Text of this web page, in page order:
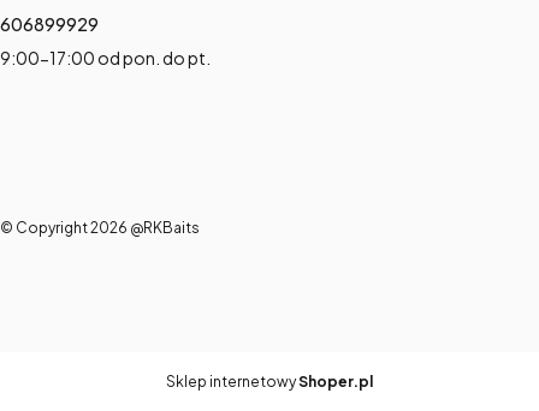
606899929
9:00-17:00 od pon. do pt.
© Copyright 2026 @RKBaits
Sklep internetowyShoper.pl